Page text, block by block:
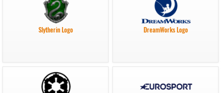
Slytherin Logo DreamWorks Logo